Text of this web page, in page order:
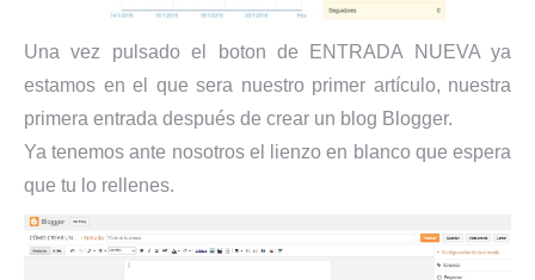
Una vez pulsado el boton de ENTRADA NUEVA ya
estamos en el que sera nuestro primer artículo, nuestra
primera entrada después de crear un blog Blogger.
Ya tenemos ante nosotros el lienzo en blanco que espera
que tu lo rellenes.